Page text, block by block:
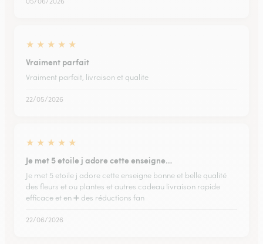
★ ★ ★ ★ ★
Vraiment parfait
Vraiment parfait, livraison et qualite
22/05/2026
★ ★ ★ ★ ★
Je met 5 etoile j adore cette enseigne…
Je met 5 etoile j adore cette enseigne bonne et belle qualité
des fleurs et ou plantes et autres cadeau livraison rapide
efficace et en ➕️ des réductions fan
22/06/2026